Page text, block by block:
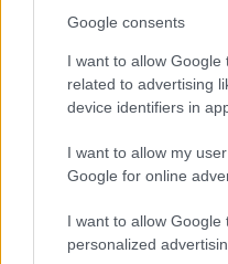
Google consents
I want to allow Google
related to advertising
device identifiers in
I want to allow my
Google for online
I want to allow Google
personalized
όταν ανέλαβε το
μέτρων ενίσχυσης
αιτιολογημένη
εργαζομένων σε
είχαν την
Μια υπενθύμιση
παραγωγικό